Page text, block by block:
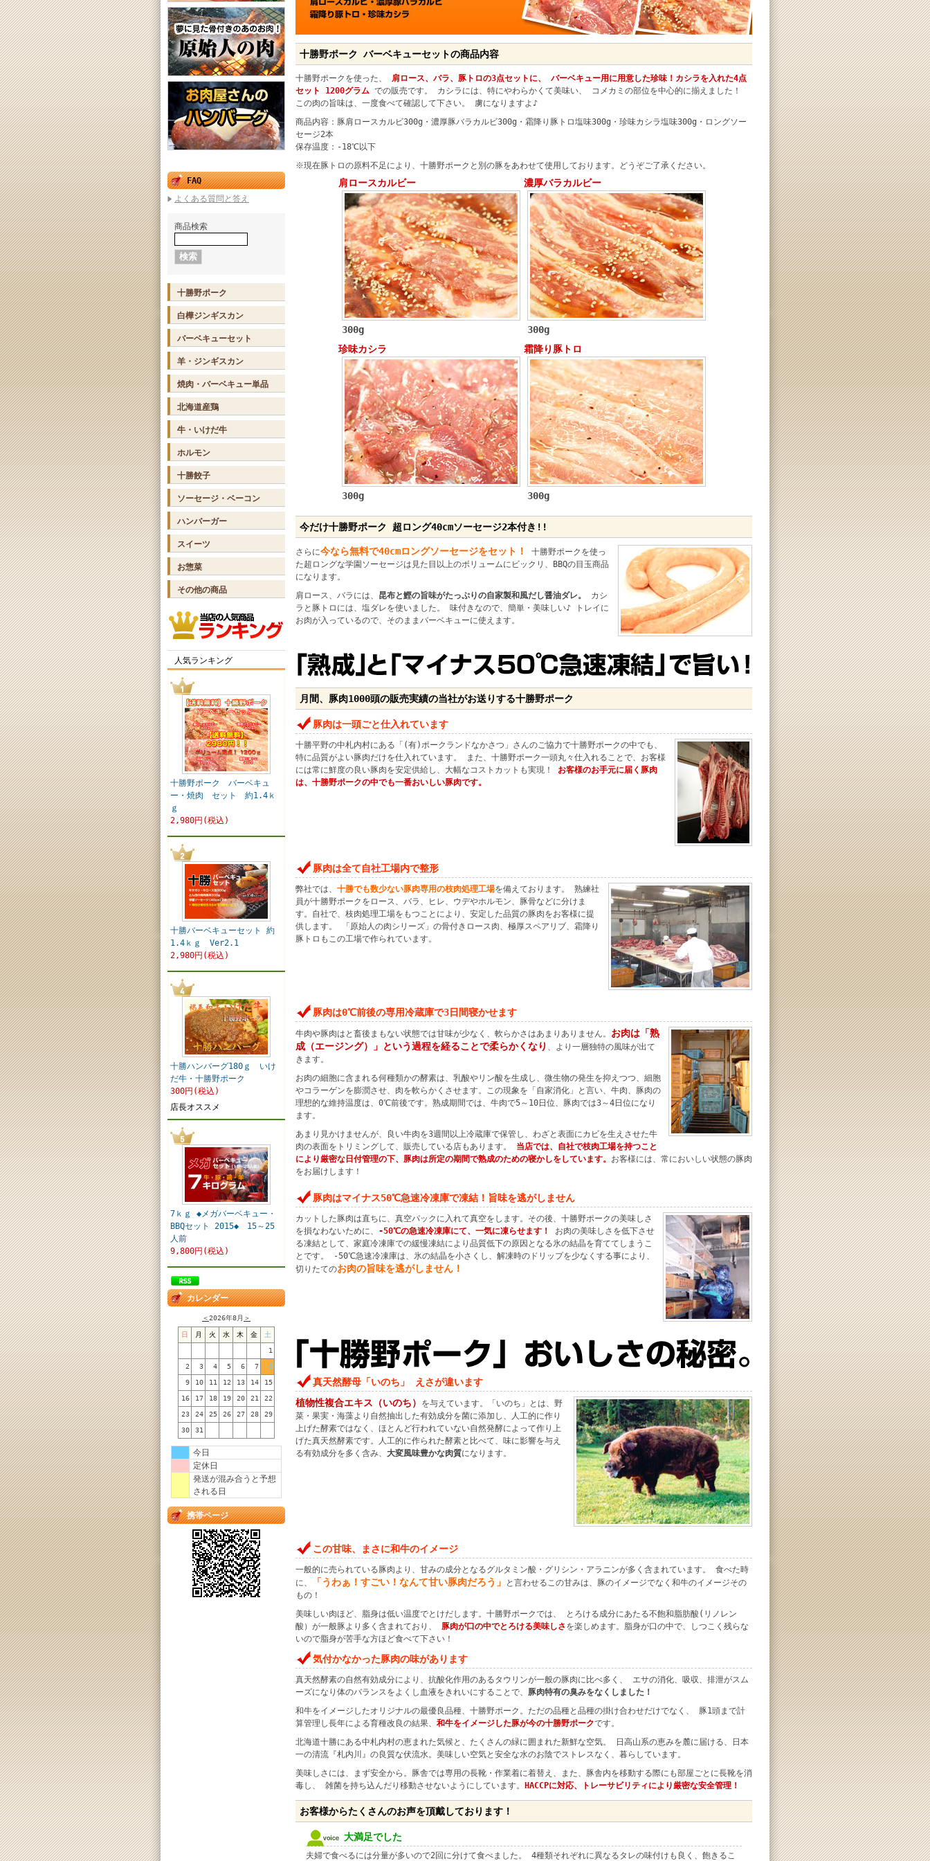
FAQ
よくある質問と答え
商品検索
十勝野ポーク
白樺ジンギスカン
バーベキューセット
羊・ジンギスカン
焼肉・バーベキュー単品
北海道産鶏
牛・いけだ牛
ホルモン
十勝餃子
ソーセージ・ベーコン
ハンバーガー
スイーツ
お惣菜
その他の商品
人気ランキング
十勝野ポーク バーベキュ
ー・焼肉 セット 約1.4ｋ
ｇ
2,980円(税込)
十勝バーベキューセット 約
1.4ｋｇ Ver2.1
2,980円(税込)
十勝ハンバーグ180ｇ いけ
だ牛・十勝野ポーク
300円(税込)
店長オススメ
7ｋｇ ◆メガバーベキュー・
BBQセット 2015◆ 15～25
人前
9,800円(税込)
カレンダー
＜2026年8月 ＞
日 月 火 水 木 金 土
1
2 3 4 5 6 7 8
9 10 11 12 13 14 15
16 17 18 19 20 21 22
23 24 25 26 27 28 29
30 31
今日
定休日
発送が混み合うと予想
される日
携帯ページ
十勝野ポーク バーベキューセットの商品内容
十勝野ポークを使った、 肩ロース、バラ、豚トロの3点セットに、 バーベキュー用に用意した珍味！カシラを入れた4点
セット 1200グラム での販売です。 カシラには、特にやわらかくて美味い、 コメカミの部位を中心的に揃えました！
この肉の旨味は、一度食べて確認して下さい。 虜になりますよ♪
商品内容：豚肩ロースカルビ300g・濃厚豚バラカルビ300g・霜降り豚トロ塩味300g・珍味カシラ塩味300g・ロングソー
セージ2本
保存温度：-18℃以下
※現在豚トロの原料不足により、十勝野ポークと別の豚をあわせて使用しております。どうぞご了承ください。
肩ロースカルビー 濃厚バラカルビー
300g
300g
珍味カシラ
霜降り豚トロ
300g 300g
今だけ十勝野ポーク 超ロング40cmソーセージ2本付き!!
さらに今なら無料で40cmロングソーセージをセット！
十勝野ポークを使っ
た超ロングな学園ソーセージは見た目以上のボリュームにビックリ、BBQの目玉商品
になります。
肩ロース、バラには、 昆布と鰹の旨味がたっぷりの自家製和風だし醤油ダレ。
カシ
ラと豚トロには、塩ダレを使いました。 味付きなので、簡単・美味しい♪ トレイに
お肉が入っているので、そのままバーベキューに使えます。
月間、豚肉1000頭の販売実績の当社がお送りする十勝野ポーク
豚肉は一頭ごと仕入れています
十勝平野の中札内村にある「(有)ポークランドなかさつ」さんのご協力で十勝野ポークの中でも、
特に品質がよい豚肉だけを仕入れています。 また、十勝野ポーク一頭丸々仕入れることで、お客様
には常に鮮度の良い豚肉を安定供給し、大幅なコストカットも実現！ お客様のお手元に届く豚肉
は、十勝野ポークの中でも一番おいしい豚肉です。
豚肉は全て自社工場内で整形
弊社では、 十勝でも数少ない豚肉専用の枝肉処理工場を備えております。 熟練社
員が十勝野ポークをロース、バラ、ヒレ、ウデやホルモン、豚骨などに分けま
す。自社で、枝肉処理工場をもつことにより、安定した品質の豚肉をお客様に提
供します。 「原始人の肉シリーズ」の骨付きロース肉、極厚スペアリブ、霜降り
豚トロもこの工場で作られています。
豚肉は0℃前後の専用冷蔵庫で3日間寝かせます
牛肉や豚肉はと畜後まもない状態では甘味が少なく、軟らかさはあまりありません。 お肉は「熟
成（エージング）」という過程を経ることで柔らかくなり 、より一層独特の風味が出て
きます。
お肉の細胞に含まれる何種類かの酵素は、乳酸やリン酸を生成し、微生物の発生を抑えつつ、細胞
やコラーゲンを膨潤させ、肉を軟らかくさせます。この現象を「自家消化」と言い、牛肉、豚肉の
理想的な維持温度は、0℃前後です。熟成期間では、牛肉で5～10日位、豚肉では3～4日位になり
ます。
あまり見かけませんが、良い牛肉を3週間以上冷蔵庫で保管し、わざと表面にカビを生えさせた牛
肉の表面をトリミングして、販売している店もあります。 当店では、自社で枝肉工場を持つこと
により厳密な日付管理の下、豚肉は所定の期間で熟成のための寝かしをしています。 お客様には、常においしい状態の豚肉
をお届けします！
豚肉はマイナス50℃急速冷凍庫で凍結！旨味を逃がしません
カットした豚肉は直ちに、真空パックに入れて真空をします。その後、十勝野ポークの美味しさ
を損なわないために、 -50℃の急速冷凍庫にて、一気に凍らせます！
お肉の美味しさを低下させ
る凍結として、家庭冷凍庫での緩慢凍結により品質低下の原因となる氷の結晶を育ててしまうこ
とです。 -50℃急速冷凍庫は、氷の結晶を小さくし、解凍時のドリップを少なくする事により、
切りたてのお肉の旨味を逃がしません！
真天然酵母「いのち」 えさが違います
植物性複合エキス（いのち）
を与えています。「いのち」とは、野
菜・果実・海藻より自然抽出した有効成分を菌に添加し、人工的に作り
上げた酵素ではなく、ほとんど行われていない自然発酵によって作り上
げた真天然酵素です。人工的に作られた酵素と比べて、味に影響を与え
る有効成分を多く含み、 大変風味豊かな肉質になります。
この甘味、まさに和牛のイメージ
一般的に売られている豚肉より、甘みの成分となるグルタミン酸・グリシン・アラニンが多く含まれています。 食べた時
に、
「うわぁ！すごい！なんて甘い豚肉だろう」
と言わせるこの甘みは、豚のイメージでなく和牛のイメージその
もの！
美味しい肉ほど、脂身は低い温度でとけだします。十勝野ポークでは、 とろける成分にあたる不飽和脂肪酸(リノレン
酸）が一般豚より多く含まれており、 豚肉が口の中でとろける美味しさ を楽しめます。脂身が口の中で、しつこく残らな
いので脂身が苦手な方ほど食べて下さい！
気付かなかった豚肉の味があります
真天然酵素の自然有効成分により、抗酸化作用のあるタウリンが一般の豚肉に比べ多く、 エサの消化、吸収、排泄がスム
ーズになり体のバランスをよくし血液をきれいにすることで、 豚肉特有の臭みをなくしました！
和牛をイメージしたオリジナルの最優良品種、十勝野ポーク。ただの品種と品種の掛け合わせだけでなく、 豚1頭まで計
算管理し長年による育種改良の結果、 和牛をイメージした豚が今の十勝野ポークです。
北海道十勝にある中札内村の恵まれた気候と、たくさんの緑に囲まれた新鮮な空気。 日高山系の恵みを麓に届ける、日本
一の清流『札内川』の良質な伏流水。美味しい空気と安全な水のお陰でストレスなく、暮らしています。
美味しさには、まず安全から。豚舎では専用の長靴・作業着に着替え、また、豚舎内を移動する際にも部屋ごとに長靴を消
毒し、 雑菌を持ち込んだり移動させないようにしています。
HACCPに対応、トレーサビリティにより厳密な安全管理！
お客様からたくさんのお声を頂戴しております！
大満足でした
夫婦で食べるには分量が多いので2回に分けて食べました。 4種類それぞれに異なるタレの味付けも良く、飽きるこ